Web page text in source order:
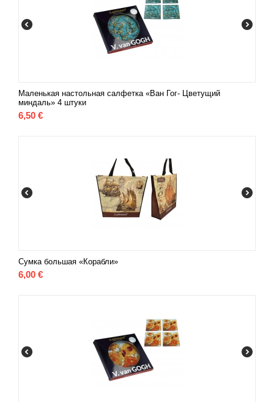
Маленькая настольная салфетка «Ван Гог- Цветущий
миндаль» 4 штуки
6,50 €
Сумка большая «Корабли»
6,00 €